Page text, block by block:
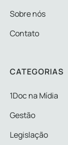
Sobre nós
Contato
CATEGORIAS
1Doc na Mídia
Gestão
Legislação